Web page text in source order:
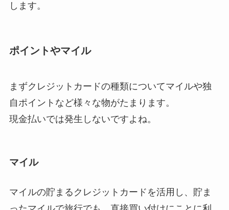
します。
ポイントやマイル
まずクレジットカードの種類についてマイルや独
自ポイントなど様々な物がたまります。
現金払いでは発生しないですよね。
マイル
マイルの貯まるクレジットカードを活用し、貯ま